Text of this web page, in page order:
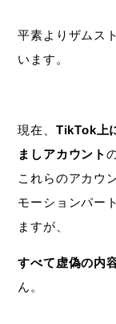
平素よりザムス
います。
現在、 TikTok上
ましアカウント
これらのアカウ
モーションパー
ますが、
すべて虚偽の内
ん。